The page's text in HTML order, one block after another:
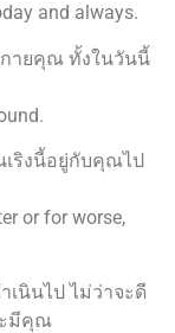
and always.
ายคุณ ทั้งในวันนี้
ริงนี้อยู่กับคุณไป
or for worse,
นินไป ไม่ว่าจะดี
ะมีคุณ